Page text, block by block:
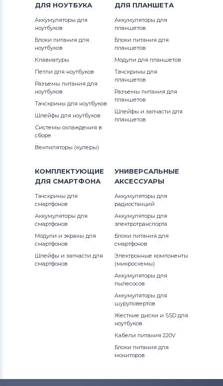
ДЛЯ НОУТБУКА
Аккумуляторы для
ноутбуков
Блоки питания для
ноутбуков
Клавиатуры
Петли для ноутбуков
Разъемы питания для
ноутбуков
Тачскрины для ноутбуков
Шлейфы для ноутбуков
Системы охлаждения в
сборе
Вентиляторы (кулеры)
ДЛЯ ПЛАНШЕТА
Аккумуляторы для
планшетов
Блоки питания для
планшетов
Модули для планшетов
Тачскрины для
планшетов
Разъемы питания для
планшетов
Шлейфы и запчасти для
планшетов
КОМПЛЕКТУЮЩИЕ
ДЛЯ СМАРТФОНА
Тачскрины для
смартфонов
Аккумуляторы для
смартфонов
Модули и экраны для
смартфонов
Шлейфы и запчасти для
смартфонов
УНИВЕРСАЛЬНЫЕ
АКСЕССУАРЫ
Аккумуляторы для
радиостанций
Аккумуляторы для
электротранспорта
Блоки питания для
смартфонов
Электронные компоненты
(микросхемы)
Аккумуляторы для
пылесосов
Аккумуляторы для
шуруповертов
Жесткие диски и SSD для
ноутбуков
Кабели питания 220V
Блоки питания для
мониторов